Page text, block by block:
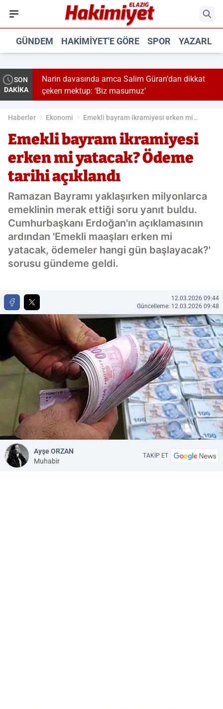
GÜNDEM HAKIMIYET'E GÖRE SPOR
SON
DAKİKA
Narin davasında amca Salim Güran’dan dikkat
çeken mektup: ‘Biz masumuz’
Haberler Ekonomi
Emekli bayram ikramiyesi erken mi
Emekli bayram ikramiyesi
erken mi yatacak? Ödeme
tarihi açıklandı
Ramazan Bayramı yaklaşırken milyonlarca
emeklinin merak ettiği soru yanıt buldu.
Cumhurbaşkanı Erdoğan'ın açıklamasının
ardından 'Emekli maaşları erken mi
yatacak, ödemeler hangi gün başlayacak?'
sorusu gündeme geldi.
12.03.2026 09:44
Güncelleme: 12.03.2026 09:48
Ayşe ORZAN
Muhabir
TAKİP ET